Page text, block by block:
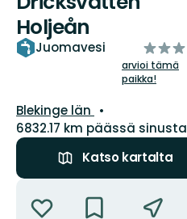
Holjeån
Juomavesi
/5
tähteä
arvioi tämä
paikka!
Kunta:
Blekinge län
6832.17 km päässä sinusta
Katso kartalta